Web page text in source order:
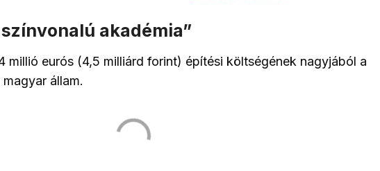
akadémia”
millió eurós (4,5 milliárd forint) építési költségének nagyjából a
állam.